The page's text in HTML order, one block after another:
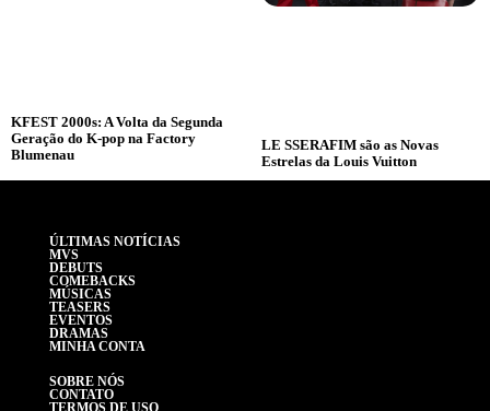
KFEST 2000s: A Volta da Segunda
Geração do K-pop na Factory
Blumenau
LE SSERAFIM são as Novas
Estrelas da Louis Vuitton
ÚLTIMAS NOTÍCIAS
MVS
DEBUTS
COMEBACKS
MÚSICAS
TEASERS
EVENTOS
DRAMAS
MINHA CONTA
SOBRE NÓS
CONTATO